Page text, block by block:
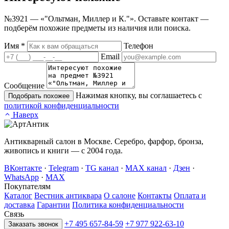
№3921 — «"Ольтман, Миллер и К."». Оставьте контакт —
подберём похожие предметы из наличия или поиска.
Имя *
Телефон
Email
Сообщение
Подобрать похожее
Нажимая кнопку, вы соглашаетесь с
политикой конфиденциальности
Наверх
Антикварный салон в Москве. Серебро, фарфор, бронза,
живопись и книги — с 2004 года.
ВКонтакте · Telegram · TG канал · MAX канал · Дзен ·
WhatsApp · MAX
Покупателям
Каталог Вестник антиквара О салоне Контакты Оплата и
доставка Гарантии Политика конфиденциальности
Связь
Заказать звонок +7 495 657-84-59 +7 977 922-63-10